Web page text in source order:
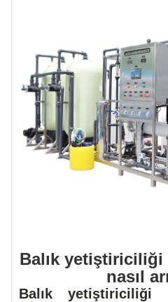
Balık
nasıl
Balık